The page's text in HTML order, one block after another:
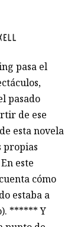
pasa el
pasado
de ese
esta novela
propias
este
cómo
estaba a
****** Y